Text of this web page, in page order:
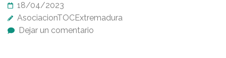
18/04/2023
AsociacionTOCExtremadura
Dejar un comentario